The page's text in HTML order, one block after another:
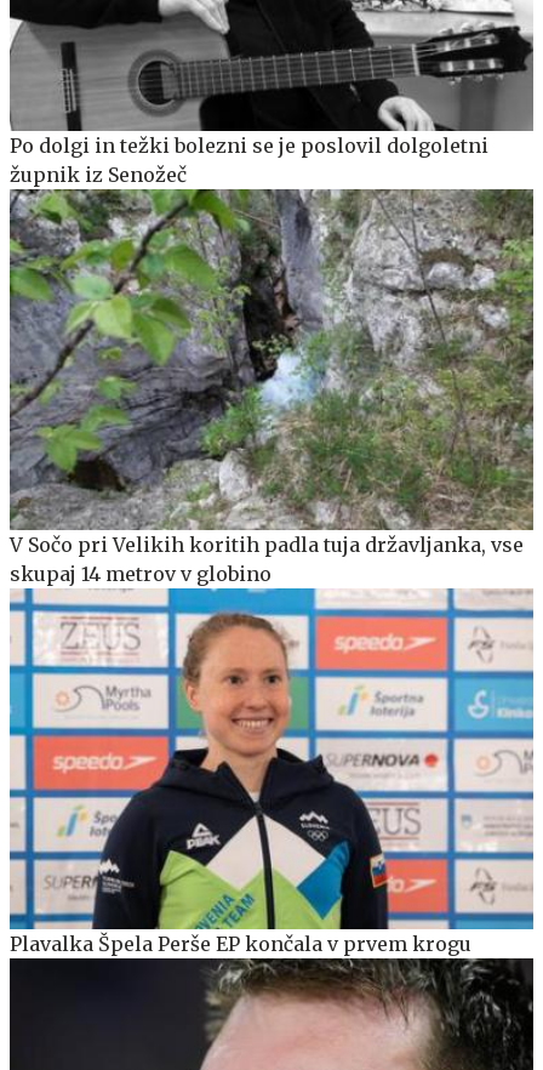
Po dolgi in težki bolezni se je poslovil dolgoletni
župnik iz Senožeč
V Sočo pri Velikih koritih padla tuja državljanka, vse
skupaj 14 metrov v globino
Plavalka Špela Perše EP končala v prvem krogu